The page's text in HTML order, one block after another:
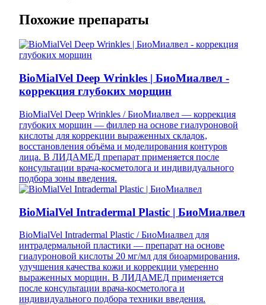
Похожие препараты
BioMialVel Deep Wrinkles | БиоМиалвел -
коррекция глубоких морщин
BioMialVel Deep Wrinkles / БиоМиалвел — коррекция
глубоких морщин — филлер на основе гиалуроновой
кислоты для коррекции выраженных складок,
восстановления объёма и моделирования контуров
лица. В ЛИДАМЕД препарат применяется после
консультации врача-косметолога и индивидуального
подбора зоны введения.
BioMialVel Intradermal Plastic | БиоМиалвел
BioMialVel Intradermal Plastic / БиоМиалвел для
интрадермальной пластики — препарат на основе
гиалуроновой кислоты 20 мг/мл для биоармирования,
улучшения качества кожи и коррекции умеренно
выраженных морщин. В ЛИДАМЕД применяется
после консультации врача-косметолога и
индивидуального подбора техники введения.